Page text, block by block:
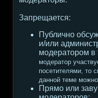
Запрещается:
Публично
и/или
модератором в
модератор
посетителями, то
данной теме
Прямо или